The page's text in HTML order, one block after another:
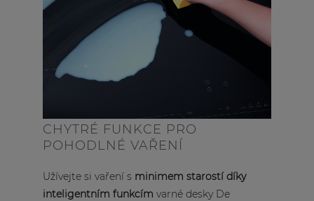
CHYTRÉ FUNKCE PRO
POHODLNÉ VAŘENÍ
Užívejte si vaření s minimem starostí díky
inteligentním funkcím varné desky De